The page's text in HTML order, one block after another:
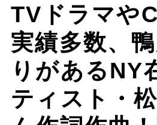
​TVドラマや
実績多数、
りがあるNY
ティスト・